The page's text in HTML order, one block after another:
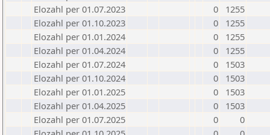
Elozahl per 01.07.2023
0
1255
Elozahl per 01.10.2023
0
1255
Elozahl per 01.01.2024
0
1255
Elozahl per 01.04.2024
0
1255
Elozahl per 01.07.2024
0
1503
Elozahl per 01.10.2024
0
1503
Elozahl per 01.01.2025
0
1503
Elozahl per 01.04.2025
0
1503
Elozahl per 01.07.2025
0
0